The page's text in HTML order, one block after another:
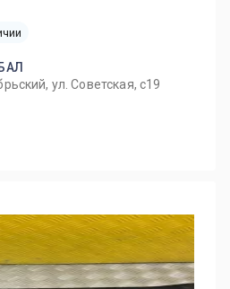
ул. Советская, с19